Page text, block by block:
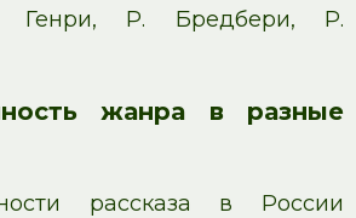
Генри, Р. Бредбери, Р.
жанра в разные
рассказа в России